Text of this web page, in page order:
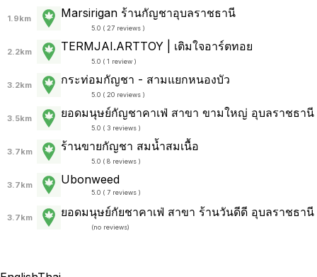
1.9km Marsirigan ร้านกัญชาอุบลราชธานี
5.0 ( 27 reviews )
2.2km TERMJAI.ARTTOY | เติมใจอาร์ตทอย
5.0 ( 1 review )
3.2km กระท่อมกัญชา - สามแยกหนองบัว
5.0 ( 20 reviews )
3.5km ยอดมนุษย์กัญชาคาเฟ่ สาขา ขามใหญ่ อุบลราชธานี
5.0 ( 3 reviews )
3.7km ร้านขายกัญชา สมน้ำสมเนื้อ
5.0 ( 8 reviews )
3.7km Ubonweed
5.0 ( 7 reviews )
3.7km ยอดมนุษย์กัยชาคาเฟ่ สาขา ร้านวันดีดี อุบลราชธานี
(no reviews)